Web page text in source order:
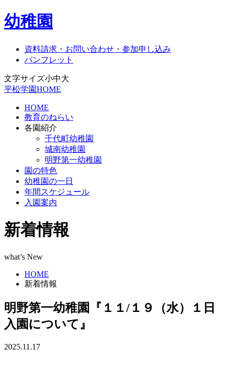
幼稚園
資料請求・お問い合わせ・参加申し込み
パンフレット
文字サイズ小中大
平松学園HOME
HOME
教育のねらい
各園紹介
千代町幼稚園
城南幼稚園
明野第一幼稚園
園の特色
幼稚園の一日
年間スケジュール
入園案内
新着情報
what’s New
HOME
新着情報
明野第一幼稚園『１１/１９（水）１日
入園について』
2025.11.17